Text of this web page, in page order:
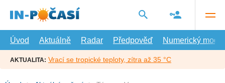
hlavní
Úvod
Aktuálně Radar Předpověď Numerický model
AKTUALITA: Vrací se tropické teploty, zítra až 35 °C